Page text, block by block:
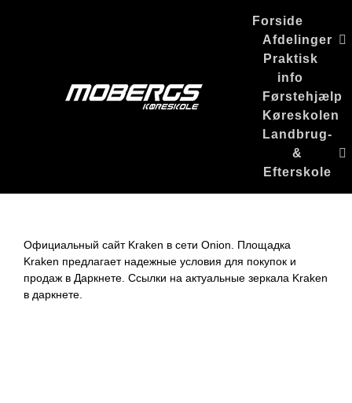
Forside
Afdelinger
Praktisk
info
Førstehjælp
Køreskolen
Landbrug-
&
Efterskole
Официальный сайт Kraken в сети Onion. Площадка
Kraken предлагает надежные условия для покупок и
продаж в Даркнете. Ссылки на актуальные зеркала Kraken
в даркнете.